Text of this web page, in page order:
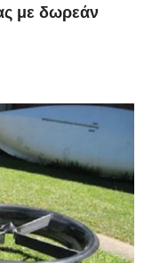
με δωρεάν